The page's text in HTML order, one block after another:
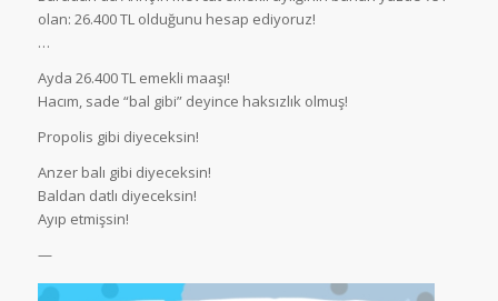
olan: 26.400 TL olduğunu hesap ediyoruz!
…
Ayda 26.400 TL emekli maaşı!
Hacım, sade “bal gibi” deyince haksızlık olmuş!
Propolis gibi diyeceksin!
Anzer balı gibi diyeceksin!
Baldan datlı diyeceksin!
Ayıp etmişsin!
—